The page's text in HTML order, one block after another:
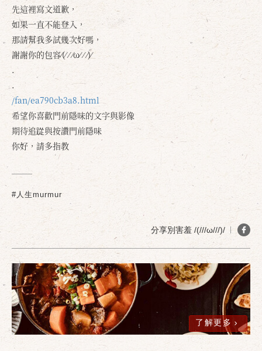
先這裡寫文道歉，
如果一直不能登入，
那請幫我多試幾次好嗎，
謝謝你的包容⁄(⁄ ⁄ ⁄ω⁄ ⁄ ⁄)⁄
.
.
/fan/ea790cb3a8.html
希望你喜歡門前隱味的文字與影像
期待追踨與按讚門前隱味
你好，請多指教
#人生murmur
分享別害羞 /(///ω///)/
了解更多
取消